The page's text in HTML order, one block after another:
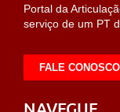
Portal da
serviço de um PT
FALE CONOSCO